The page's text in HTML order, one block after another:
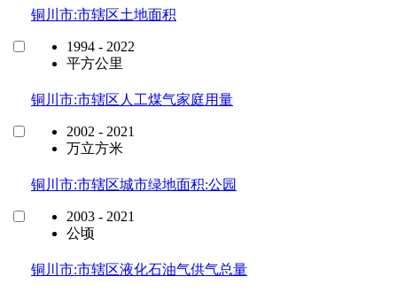
铜川市:市辖区土地面积
1994 - 2022
平方公里
铜川市:市辖区人工煤气家庭用量
2002 - 2021
万立方米
铜川市:市辖区城市绿地面积:公园
2003 - 2021
公顷
铜川市:市辖区液化石油气供气总量